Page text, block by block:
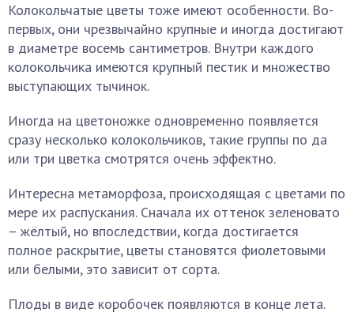
Колокольчатые цветы тоже имеют особенности. Во-
первых, они чрезвычайно крупные и иногда достигают
в диаметре восемь сантиметров. Внутри каждого
колокольчика имеются крупный пестик и множество
выступающих тычинок.
Иногда на цветоножке одновременно появляется
сразу несколько колокольчиков, такие группы по да
или три цветка смотрятся очень эффектно.
Интересна метаморфоза, происходящая с цветами по
мере их распускания. Сначала их оттенок зеленовато
– жёлтый, но впоследствии, когда достигается
полное раскрытие, цветы становятся фиолетовыми
или белыми, это зависит от сорта.
Плоды в виде коробочек появляются в конце лета.